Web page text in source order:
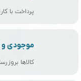
پرداخت با
موجودی
کالاها